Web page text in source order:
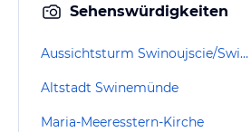
Sehenswürdigkeiten
Aussichtsturm Swinoujscie/Swinemünde
Altstadt Swinemünde
Maria-Meeresstern-Kirche